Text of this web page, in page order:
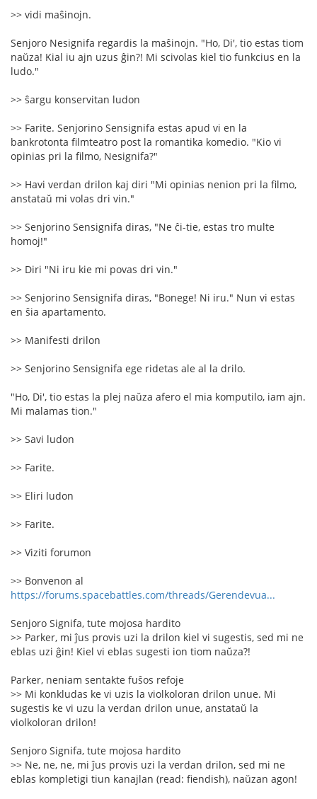
>> vidi maŝinojn.
Senjoro Nesignifa regardis la maŝinojn. "Ho, Di', tio estas tiom
naŭza! Kial iu ajn uzus ĝin?! Mi scivolas kiel tio funkcius en la
ludo."
>> ŝargu konservitan ludon
>> Farite. Senjorino Sensignifa estas apud vi en la
bankrotonta filmteatro post la romantika komedio. "Kio vi
opinias pri la filmo, Nesignifa?"
>> Havi verdan drilon kaj diri "Mi opinias nenion pri la filmo,
anstataŭ mi volas dri vin."
>> Senjorino Sensignifa diras, "Ne ĉi-tie, estas tro multe
homoj!"
>> Diri "Ni iru kie mi povas dri vin."
>> Senjorino Sensignifa diras, "Bonege! Ni iru." Nun vi estas
en ŝia apartamento.
>> Manifesti drilon
>> Senjorino Sensignifa ege ridetas ale al la drilo.
"Ho, Di', tio estas la plej naŭza afero el mia komputilo, iam ajn.
Mi malamas tion."
>> Savi ludon
>> Farite.
>> Eliri ludon
>> Farite.
>> Viziti forumon
>> Bonvenon al
https://forums.spacebattles.com/threads/Gerendevua...
Senjoro Signifa, tute mojosa hardito
>> Parker, mi ĵus provis uzi la drilon kiel vi sugestis, sed mi ne
eblas uzi ĝin! Kiel vi eblas sugesti ion tiom naŭza?!
Parker, neniam sentakte fuŝos refoje
>> Mi konkludas ke vi uzis la violkoloran drilon unue. Mi
sugestis ke vi uzu la verdan drilon unue, anstataŭ la
violkoloran drilon!
Senjoro Signifa, tute mojosa hardito
>> Ne, ne, ne, mi ĵus provis uzi la verdan drilon, sed mi ne
eblas kompletigi tiun kanajlan (read: fiendish), naŭzan agon!